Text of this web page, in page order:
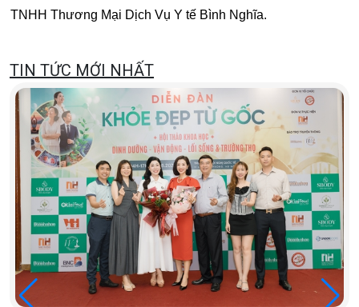
TNHH Thương Mại Dịch Vụ Y tế Bình Nghĩa.
TIN TỨC MỚI NHẤT